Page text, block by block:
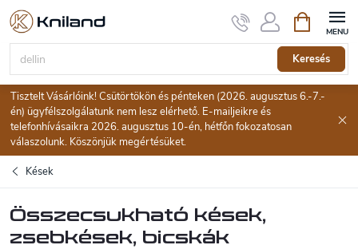
Ugrás
tartalomhoz
Keresés
Tisztelt Vásárlóink! Csütörtökön és pénteken (2026. augusztus 6.-7.-
én) ügyfélszolgálatunk nem lesz elérhető. E-mailjeikre és
telefonhívásaikra 2026. augusztus 10-én, hétfőn fokozatosan
válaszolunk. Köszönjük megértésüket.
Kések
Összecsukható kések,
zsebkések, bicskák